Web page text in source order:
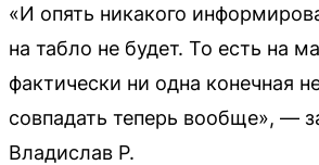
«И опять никакого
на табло не будет. То есть на
фактически ни одна конечная
совпадать теперь вообще», —
Владислав Р.